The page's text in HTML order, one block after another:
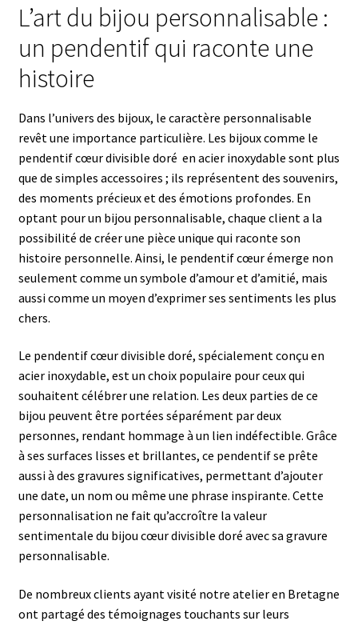
L’art du bijou personnalisable :
un pendentif qui raconte une
histoire
Dans l’univers des bijoux, le caractère personnalisable
revêt une importance particulière. Les bijoux comme le
pendentif cœur divisible doré en acier inoxydable sont plus
que de simples accessoires ; ils représentent des souvenirs,
des moments précieux et des émotions profondes. En
optant pour un bijou personnalisable, chaque client a la
possibilité de créer une pièce unique qui raconte son
histoire personnelle. Ainsi, le pendentif cœur émerge non
seulement comme un symbole d’amour et d’amitié, mais
aussi comme un moyen d’exprimer ses sentiments les plus
chers.
Le pendentif cœur divisible doré, spécialement conçu en
acier inoxydable, est un choix populaire pour ceux qui
souhaitent célébrer une relation. Les deux parties de ce
bijou peuvent être portées séparément par deux
personnes, rendant hommage à un lien indéfectible. Grâce
à ses surfaces lisses et brillantes, ce pendentif se prête
aussi à des gravures significatives, permettant d’ajouter
une date, un nom ou même une phrase inspirante. Cette
personnalisation ne fait qu’accroître la valeur
sentimentale du bijou cœur divisible doré avec sa gravure
personnalisable.
De nombreux clients ayant visité notre atelier en Bretagne
ont partagé des témoignages touchants sur leurs